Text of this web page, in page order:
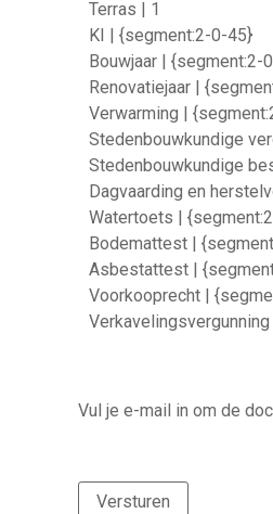
Terras | 1
KI | {segment:2-0-45}
Bouwjaar | {segment:2-
Renovatiejaar |
Verwarming |
Stedenbouwkundige
Stedenbouwkundige
Dagvaarding en
Watertoets |
Bodemattest |
Asbestattest |
Voorkooprecht |
Vul je e-mail in om de
Versturen